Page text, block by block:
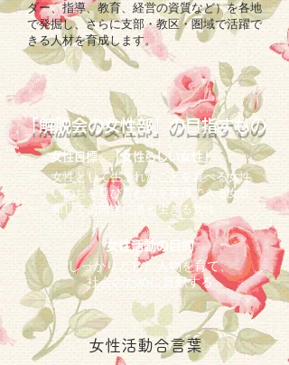
ダー、指導、教育、経営の資質など）を各地
で発掘し、さらに支部・教区・圏域で活躍で
きる人材を育成します。
女性目標 「女性らしい女性」
一、女性として生まれたことを喜べる女性
一、いのちを尊び育む力を発揮できる女性
一、和して前向きに凛と生きる女性
「解脱会の女性部」の目指すもの
女性活動の目的
しっかりとした人物を育て、
社会のために貢献する
女性活動合言葉